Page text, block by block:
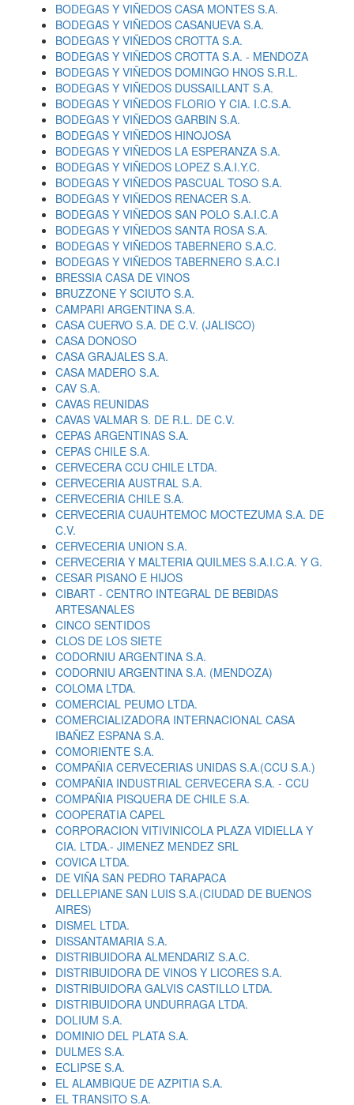
BODEGAS Y VIÑEDOS CASA MONTES S.A.
BODEGAS Y VIÑEDOS CASANUEVA S.A.
BODEGAS Y VIÑEDOS CROTTA S.A.
BODEGAS Y VIÑEDOS CROTTA S.A. - MENDOZA
BODEGAS Y VIÑEDOS DOMINGO HNOS S.R.L.
BODEGAS Y VIÑEDOS DUSSAILLANT S.A.
BODEGAS Y VIÑEDOS FLORIO Y CIA. I.C.S.A.
BODEGAS Y VIÑEDOS GARBIN S.A.
BODEGAS Y VIÑEDOS HINOJOSA
BODEGAS Y VIÑEDOS LA ESPERANZA S.A.
BODEGAS Y VIÑEDOS LOPEZ S.A.I.Y.C.
BODEGAS Y VIÑEDOS PASCUAL TOSO S.A.
BODEGAS Y VIÑEDOS RENACER S.A.
BODEGAS Y VIÑEDOS SAN POLO S.A.I.C.A
BODEGAS Y VIÑEDOS SANTA ROSA S.A.
BODEGAS Y VIÑEDOS TABERNERO S.A.C.
BODEGAS Y VIÑEDOS TABERNERO S.A.C.I
BRESSIA CASA DE VINOS
BRUZZONE Y SCIUTO S.A.
CAMPARI ARGENTINA S.A.
CASA CUERVO S.A. DE C.V. (JALISCO)
CASA DONOSO
CASA GRAJALES S.A.
CASA MADERO S.A.
CAV S.A.
CAVAS REUNIDAS
CAVAS VALMAR S. DE R.L. DE C.V.
CEPAS ARGENTINAS S.A.
CEPAS CHILE S.A.
CERVECERA CCU CHILE LTDA.
CERVECERIA AUSTRAL S.A.
CERVECERIA CHILE S.A.
CERVECERIA CUAUHTEMOC MOCTEZUMA S.A. DE
C.V.
CERVECERIA UNION S.A.
CERVECERIA Y MALTERIA QUILMES S.A.I.C.A. Y G.
CESAR PISANO E HIJOS
CIBART - CENTRO INTEGRAL DE BEBIDAS
ARTESANALES
CINCO SENTIDOS
CLOS DE LOS SIETE
CODORNIU ARGENTINA S.A.
CODORNIU ARGENTINA S.A. (MENDOZA)
COLOMA LTDA.
COMERCIAL PEUMO LTDA.
COMERCIALIZADORA INTERNACIONAL CASA
IBAÑEZ ESPANA S.A.
COMORIENTE S.A.
COMPAÑIA CERVECERIAS UNIDAS S.A.(CCU S.A.)
COMPAÑIA INDUSTRIAL CERVECERA S.A. - CCU
COMPAÑIA PISQUERA DE CHILE S.A.
COOPERATIA CAPEL
CORPORACION VITIVINICOLA PLAZA VIDIELLA Y
CIA. LTDA.- JIMENEZ MENDEZ SRL
COVICA LTDA.
DE VIÑA SAN PEDRO TARAPACA
DELLEPIANE SAN LUIS S.A.(CIUDAD DE BUENOS
AIRES)
DISMEL LTDA.
DISSANTAMARIA S.A.
DISTRIBUIDORA ALMENDARIZ S.A.C.
DISTRIBUIDORA DE VINOS Y LICORES S.A.
DISTRIBUIDORA GALVIS CASTILLO LTDA.
DISTRIBUIDORA UNDURRAGA LTDA.
DOLIUM S.A.
DOMINIO DEL PLATA S.A.
DULMES S.A.
ECLIPSE S.A.
EL ALAMBIQUE DE AZPITIA S.A.
EL TRANSITO S.A.